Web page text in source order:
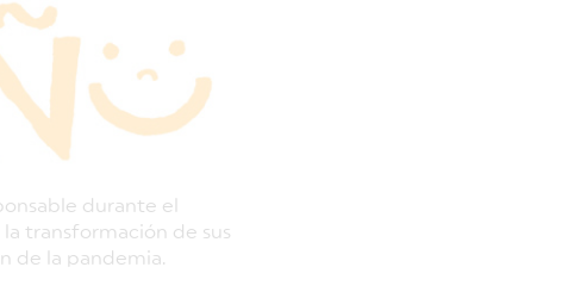
durante el
transformación de sus
de la pandemia.